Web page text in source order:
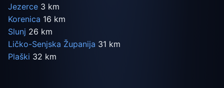
Jezerce 3 km
Korenica 16 km
Slunj 26 km
Ličko-Senjska Županija 31 km
Plaški 32 km